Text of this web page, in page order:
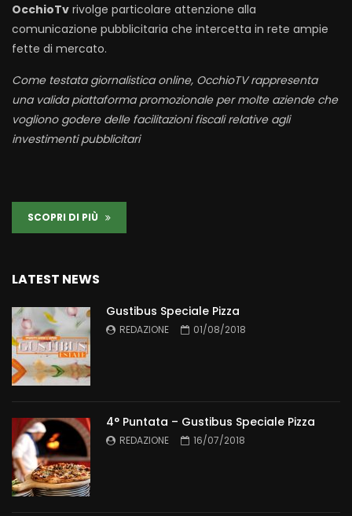
OcchioTv rivolge particolare attenzione alla
comunicazione pubblicitaria che intercetta in rete ampie
fette di mercato.
Come testata giornalistica online, OcchioTV rappresenta
una valida piattaforma promozionale per molte aziende che
vogliono godere delle facilitazioni fiscali relative agli
investimenti pubblicitari
SCOPRI DI PIÙ
LATEST NEWS
Gustibus Speciale Pizza
REDAZIONE 01/08/2018
4° Puntata – Gustibus Speciale Pizza
REDAZIONE 16/07/2018